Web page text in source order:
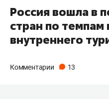
Россия вошла в
стран по темпам
внутреннего
Комментарии 13